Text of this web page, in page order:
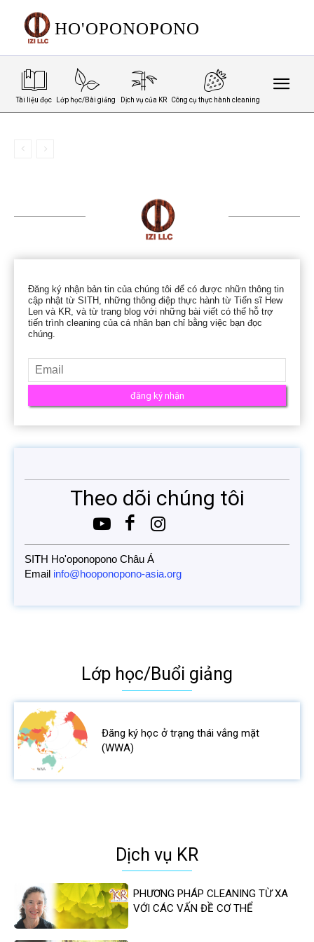
HO'OPONOPONO
Tài liệu đọc Lớp học/Bài giảng Dịch vụ của KR Công cụ thực hành cleaning
Giới thiệu về Giảng viên SITH Ho'oponopono
Đăng ký nhận bản tin của chúng tôi để có được nhữn thông tin
cập nhật từ SITH, những thông điệp thực hành từ Tiến sĩ Hew
Len và KR, và từ trang blog với những bài viết có thể hỗ trợ
tiến trình cleaning của cá nhân bạn chỉ bằng việc bạn đọc
chúng.
Theo dõi chúng tôi
SITH Ho'oponopono Châu Á
Email info@hooponopono-asia.org
Lớp học/Buổi giảng
Đăng ký học ở trạng thái vắng mặt
(WWA)
Dịch vụ KR
PHƯƠNG PHÁP CLEANING TỪ XA
VỚI CÁC VẤN ĐỀ CƠ THỂ